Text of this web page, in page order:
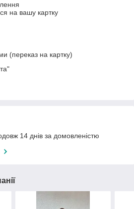
на вашу картку
(переказ на картку)
14 днів за домовленістю